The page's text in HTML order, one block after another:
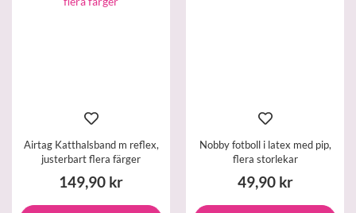
Airtag Katthalsband m reflex,
justerbart flera färger
149,90 kr
Nobby fotboll i latex med pip,
flera storlekar
49,90 kr